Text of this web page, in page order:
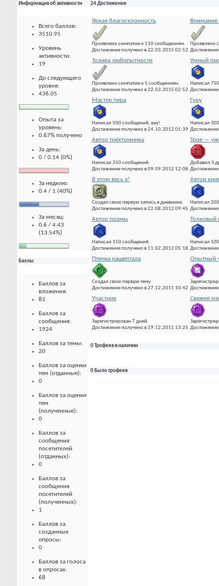
Информация об активности
Всего баллов:
3510.95
Уровень
активности:
19
До следующего
уровня:
436.05
Опыта за
уровень:
0.67% получено
За день:
0 / 0.14 (0%)
За неделю:
0.4 / 1 (40%)
За месяц:
0.6 / 4.43
(13.54%)
Баллы
Баллов за
вложения:
81
Баллов за
сообщения:
1924
Баллов за темы:
20
Баллов за оценки
тем (отданные):
0
Баллов за оценки
тем
(полученные):
0
Баллов за
сообщения
посетителей
(отданных):
0
Баллов за
сообщения
посетителей
(полученных):
1
Баллов за
созданные
опросы:
0
Баллов за голоса
в опросах:
68
24 Достижения
Яркая благосклонность
Проявлено симпатии к 110 сообщениям.
Достижение получено в 22.03.2015 02:52
Внимание
Проявлено
Толика любопытности
Проявлено симпатии к 5 сообщениям.
Достижение получено в 22.03.2015 02:52
Умный
Написал
Мастер пера
Написал 500 сообщений, вау!
Достижение получено в 24.10.2012 01:39
Гуру
Написал
Автор трёхтомника
Написал 250 сообщений.
Достижение получено в 09.09.2012 12:08
Трое —
Добавил 3
В этом весь я!
Создал свою первую запись в дневнике.
Достижение получено в 22.08.2012 09:45
Автор
Написал
Автор поэмы
Написал 150 сообщений.
Достижение получено в 11.02.2012 05:18
Толковый
Написал
Птичка нашептала
Создал свою первую тему.
Достижение получено в 27.12.2011 10:42
Опытный
Участник
Зарегистрирован 7 дней.
Достижение получено в 19.12.2011 13:25
Свежее
0 Трофеев в наличии
0 Было трофеев